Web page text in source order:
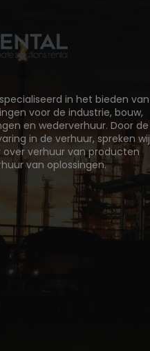
in het bieden van
voor de industrie, bouw,
en wederverhuur. Door de
in de verhuur, spreken wij
over verhuur van producten
van oplossingen.